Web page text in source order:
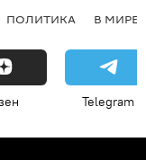
ПОЛИТИКА В МИРЕ
Telegram